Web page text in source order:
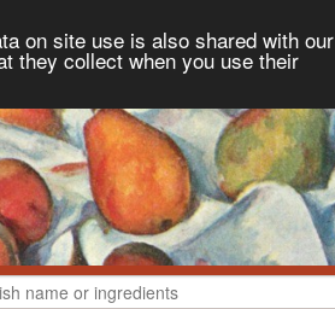
on site use is also shared with our
they collect when you use their